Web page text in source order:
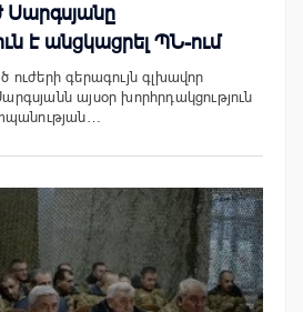
է անցկացրել ՊՆ-ում
գերագույն գլխավոր
այսօր խորհրդակցություն